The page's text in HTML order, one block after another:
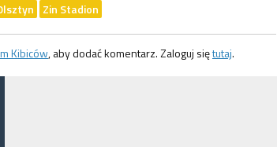
Zin Stadion
Kibiców, aby dodać komentarz. Zaloguj siętutaj.